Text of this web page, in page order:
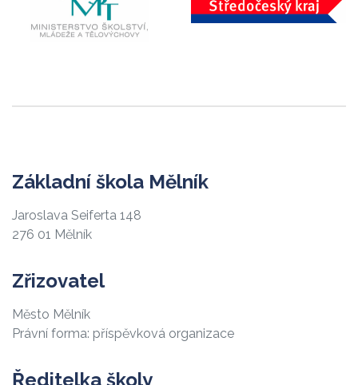
Základní škola Mělník
Jaroslava Seiferta 148
276 01 Mělník
Zřizovatel
Město Mělník
Právní forma: příspěvková organizace
Ředitelka školy